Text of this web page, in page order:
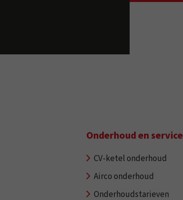
Onderhoud en service
CV-ketel onderhoud
Airco onderhoud
Onderhoudstarieven